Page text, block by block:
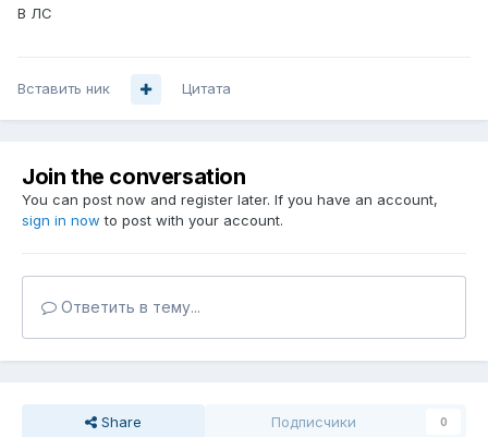
В ЛС
Вставить ник Цитата
Join the conversation
You can post now and register later. If you have an account,
sign in now to post with your account.
Ответить в тему...
Share Подписчики 0